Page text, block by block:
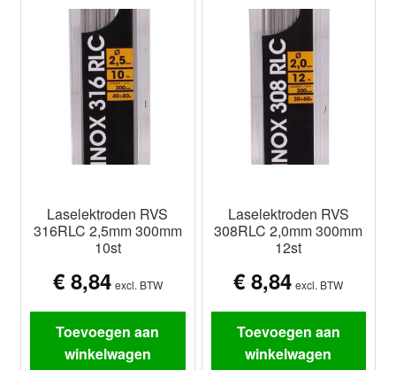
Laselektroden RVS
316RLC 2,5mm 300mm
10st
€8,84 excl. BTW
Toevoegen aan
winkelwagen
Laselektroden RVS
308RLC 2,0mm 300mm
12st
€ 8,84 excl. BTW
Toevoegen aan
winkelwagen